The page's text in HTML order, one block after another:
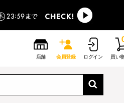
店舗 会員登録 ログイン 買い